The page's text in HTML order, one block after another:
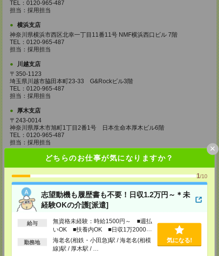
どちらのお仕事が気になりますか？
1/10
志望動機も履歴書も不要！日収1.2万円～＊未
経験OKの介護[派遣]
給与
無資格未経験：時給1500円～ ■週払
いOK ■扶養内OK ■日収1万2000円
以上
勤務地
海老名(相鉄・小田急)駅 / 海老名(相模
線)駅 / 厚木駅 / …
気になる!
×
TEL：0120-965-487
担当：採用担当
横浜支店
神奈川県横浜市西区北幸一丁目11番11号 NMF横浜西口ビル 7階
TEL：0120-965-487
担当：採用担当
川越支店
〒350-1123
埼玉県川越市脇田本町23-33 G&Rockビル3階
TEL：0120-965-487
担当：採用担当
厚木支店
〒243-0014
神奈川県厚木市旭町1丁目2番1号 日本生命本厚木ビル6階
TEL：0120-965-487
担当：採用担当
茨城県水戸市城南一丁目2番10号
甲南アセット水戸城南ビル 7階
TEL：0120-965-487
担当：採用担当
高崎支店
群馬県高崎市旭町34-5
旭町ビル5階
TEL：0120-965-487